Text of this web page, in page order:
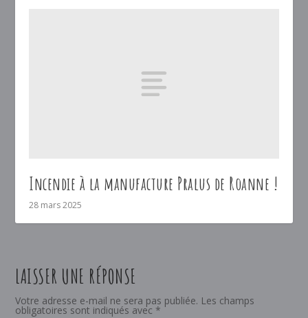
Incendie à la manufacture Pralus de Roanne !
28 mars 2025
LAISSER UNE RÉPONSE
Votre adresse e-mail ne sera pas publiée. Les champs
obligatoires sont indiqués avec *